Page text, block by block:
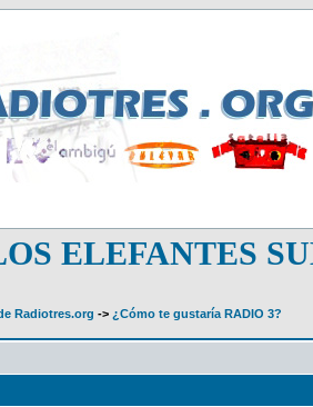
ELEFANTES
Radiotres.org -> ¿Cómo te gustaría RADIO 3?